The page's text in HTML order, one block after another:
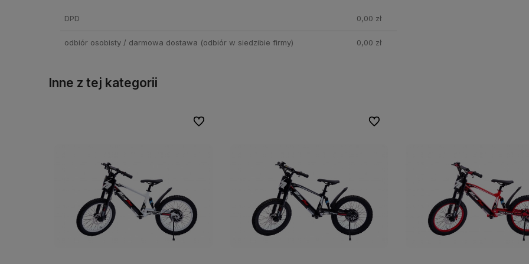
DPD 0,00 zł
odbiór osobisty / darmowa dostawa (odbiór w siedzibie firmy) 0,00 zł
Inne z tej kategorii
Do ulubionych
Do ulubionych Do ulubionych
Do ulubionych